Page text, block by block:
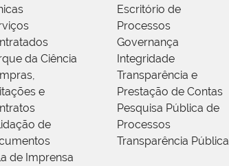
da Ciência
e
de
de Imprensa
Escritório de
Processos
Governança
Integridade
Transparência e
Prestação de Contas
Pesquisa Pública de
Processos
Transparência Pública